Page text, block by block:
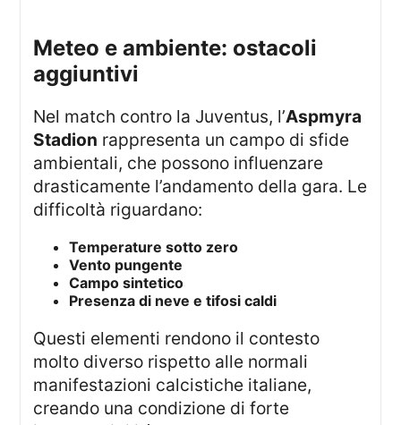
meteo e ambiente: ostacoli
aggiuntivi
Nel match contro la Juventus, l’Aspmyra
Stadion rappresenta un campo di sfide
ambientali, che possono influenzare
drasticamente l’andamento della gara. Le
difficoltà riguardano:
Temperature sotto zero
Vento pungente
Campo sintetico
Presenza di neve e tifosi caldi
Questi elementi rendono il contesto
molto diverso rispetto alle normali
manifestazioni calcistiche italiane,
creando una condizione di forte